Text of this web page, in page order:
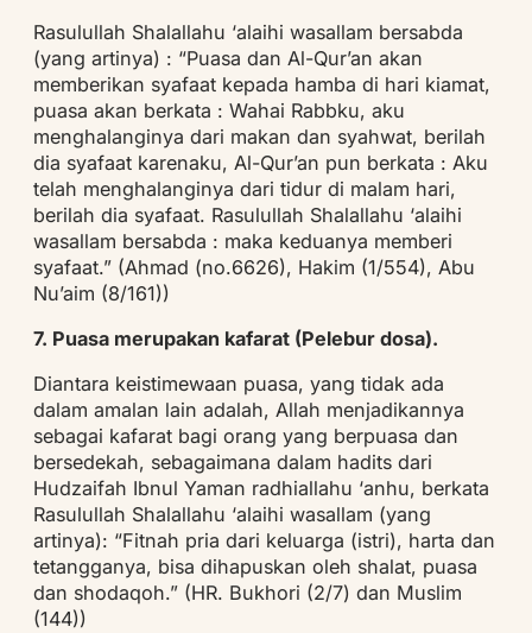
Rasulullah Shalallahu ‘alaihi wasallam bersabda
(yang artinya) : “Puasa dan Al-Qur’an akan
memberikan syafaat kepada hamba di hari kiamat,
puasa akan berkata : Wahai Rabbku, aku
menghalanginya dari makan dan syahwat, berilah
dia syafaat karenaku, Al-Qur’an pun berkata : Aku
telah menghalanginya dari tidur di malam hari,
berilah dia syafaat. Rasulullah Shalallahu ‘alaihi
wasallam bersabda : maka keduanya memberi
syafaat.” (Ahmad (no.6626), Hakim (1/554), Abu
Nu’aim (8/161))
7. Puasa merupakan kafarat (Pelebur dosa).
Diantara keistimewaan puasa, yang tidak ada
dalam amalan lain adalah, Allah menjadikannya
sebagai kafarat bagi orang yang berpuasa dan
bersedekah, sebagaimana dalam hadits dari
Hudzaifah Ibnul Yaman radhiallahu ‘anhu, berkata
Rasulullah Shalallahu ‘alaihi wasallam (yang
artinya): “Fitnah pria dari keluarga (istri), harta dan
tetangganya, bisa dihapuskan oleh shalat, puasa
dan shodaqoh.” (HR. Bukhori (2/7) dan Muslim
(144))